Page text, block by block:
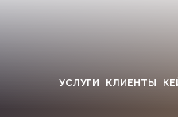
УСЛУГИ КЛИЕНТЫ